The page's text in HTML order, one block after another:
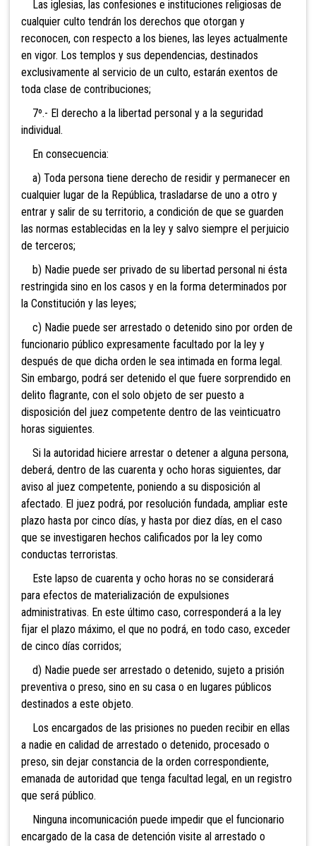
Las iglesias, las confesiones e instituciones religiosas de
cualquier culto tendrán los derechos que otorgan y
reconocen, con respecto a los bienes, las leyes actualmente
en vigor. Los templos y sus dependencias, destinados
exclusivamente al servicio de un culto, estarán exentos de
toda clase de contribuciones;
7º.- El derecho a la libertad personal y a la seguridad
individual.
En consecuencia:
a) Toda persona tiene derecho de residir y permanecer en
cualquier lugar de la República, trasladarse de uno a otro y
entrar y salir de su territorio, a condición de que se guarden
las normas establecidas en la ley y salvo siempre el perjuicio
de terceros;
b) Nadie puede ser privado de su libertad personal ni ésta
restringida sino en los casos y en la forma determinados por
la Constitución y las leyes;
c) Nadie puede ser arrestado o detenido sino por orden de
funcionario público expresamente facultado por la ley y
después de que dicha orden le sea intimada en forma legal.
Sin embargo, podrá ser detenido el que fuere sorprendido en
delito flagrante, con el solo objeto de ser puesto a
disposición del juez competente dentro de las veinticuatro
horas siguientes.
Si la autoridad hiciere arrestar o detener a alguna persona,
deberá, dentro de las cuarenta y ocho horas siguientes, dar
aviso al juez competente, poniendo a su disposición al
afectado. El juez podrá, por resolución fundada, ampliar este
plazo hasta por cinco días, y hasta por diez días, en el caso
que se investigaren hechos calificados por la ley como
conductas terroristas.
Este lapso de cuarenta y ocho horas no se considerará
para efectos de materialización de expulsiones
administrativas. En este último caso, corresponderá a la ley
fijar el plazo máximo, el que no podrá, en todo caso, exceder
de cinco días corridos;
d) Nadie puede ser arrestado o detenido, sujeto a prisión
preventiva o preso, sino en su casa o en lugares públicos
destinados a este objeto.
Los encargados de las prisiones no pueden recibir en ellas
a nadie en calidad de arrestado o detenido, procesado o
preso, sin dejar constancia de la orden correspondiente,
emanada de autoridad que tenga facultad legal, en un registro
que será público.
Ninguna incomunicación puede impedir que el funcionario
encargado de la casa de detención visite al arrestado o